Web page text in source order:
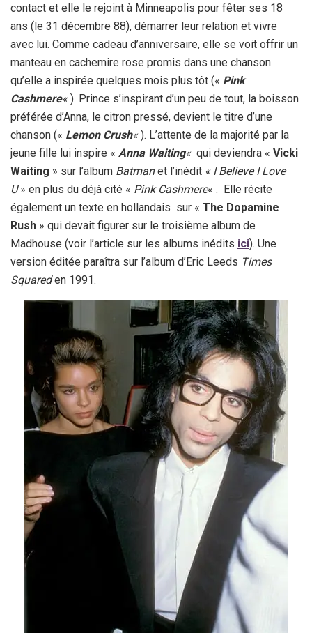
contact et elle le rejoint à Minneapolis pour fêter ses 18
ans (le 31 décembre 88), démarrer leur relation et vivre
avec lui. Comme cadeau d’anniversaire, elle se voit offrir un
manteau en cachemire rose promis dans une chanson
qu’elle a inspirée quelques mois plus tôt (« Pink
Cashmere«). Prince s’inspirant d’un peu de tout, la boisson
préférée d’Anna, le citron pressé, devient le titre d’une
chanson (« Lemon Crush«). L’attente de la majorité par la
jeune fille lui inspire « Anna Waiting« qui deviendra « Vicki
Waiting » sur l’album Batmanet l’inédit « I Believe I Love
U» en plus du déjà cité « Pink Cashmere« . Elle récite
également un texte en hollandais sur « The Dopamine
Rush » qui devait figurer sur le troisième album de
Madhouse (voir l’article sur les albums inédits ici). Une
version éditée paraîtra sur l’album d’Eric Leeds Times
Squareden 1991.